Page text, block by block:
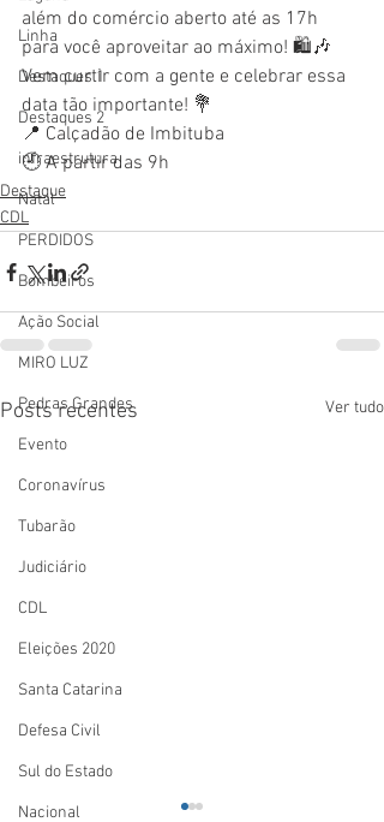
Linha
Destaques 1
Destaques 2
infraestrutura
Natal
PERDIDOS
Bombeiros
Ação Social
MIRO LUZ
Pedras Grandes
Evento
Coronavírus
Tubarão
Judiciário
CDL
Eleições 2020
Santa Catarina
Defesa Civil
Sul do Estado
Nacional
além do comércio aberto até as 17h
para você aproveitar ao máximo! 🛍️🎶
Vem curtir com a gente e celebrar essa
data tão importante! 💐
📍 Calçadão de Imbituba
🕘 A partir das 9h
Destaque
CDL
Posts recentes Ver tudo